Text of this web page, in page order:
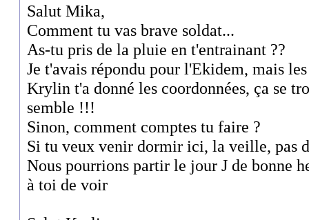
Salut Mika,
Comment tu vas brave soldat...
As-tu pris de la pluie en t'entrainant ??
Je t'avais répondu pour l'Ekidem, mais
Krylin t'a donné les coordonnées, ça se
semble !!!
Sinon, comment comptes tu faire ?
Si tu veux venir dormir ici, la veille, pas
Nous pourrions partir le jour J de bonne
à toi de voir